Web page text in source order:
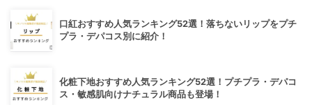
口紅おすすめ人気ランキング52選！落ちないリップをプチ
プラ・デパコス別に紹介！
化粧下地おすすめ人気ランキング52選！プチプラ・デパコ
ス・敏感肌向けナチュラル商品も登場！